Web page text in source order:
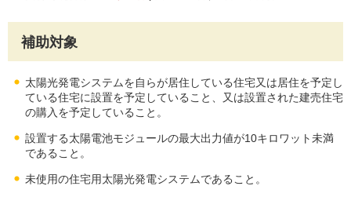
補助対象
太陽光発電システムを自らが居住している住宅又は居住を予定し
ている住宅に設置を予定していること、又は設置された建売住宅
の購入を予定していること。
設置する太陽電池モジュールの最大出力値が10キロワット未満
であること。
未使用の住宅用太陽光発電システムであること。